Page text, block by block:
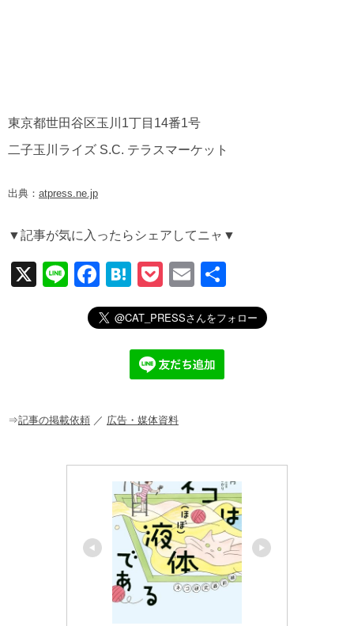
東京都世田谷区玉川1丁目14番1号
二子玉川ライズ S.C. テラスマーケット
出典： atpress.ne.jp
▼記事が気に入ったらシェアしてニャ▼
X
Li
F
a
c
o
H
at
e
n
a
P
o
ck
et
E
m
ail
有
⇒記事の掲載依頼 ／ 広告・媒体資料